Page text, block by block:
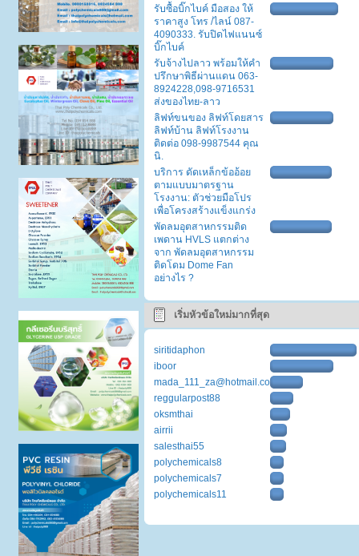
รับซื้อบิ๊กไบค์ มือสอง ให้
ราคาสูง โทร /ไลน์ 087-
4090333. รับปิดไฟแนนซ์
บิ๊กไบค์
รับจ้างไปลาว พร้อมให้คำ
ปรึกษาพิธีผ่านแดน 063-
8924228,098-9716531
ส่งของไทย-ลาว
ลิฟท์ขนของ ลิฟท์โดยสาร
ลิฟท์บ้าน ลิฟท์โรงงาน
ติดต่อ 098-9987544 คุณ
นิ.
บริการ ดัดเหล็กข้ออ้อย
ตามแบบมาตรฐาน
โรงงาน: ตัวช่วยมือโปร
เพื่อโครงสร้างแข็งแกร่ง
พัดลมอุตสาหกรรมติด
เพดาน HVLS แตกต่าง
จาก พัดลมอุตสาหกรรม
ติดโดม Dome Fan
อย่างไร ?
เริ่มหัวข้อใหม่มากที่สุด
siritidaphon
iboor
mada_111_za@hotmail.com
reggularpost88
oksmthai
airrii
salesthai55
polychemicals8
polychemicals7
polychemicals11